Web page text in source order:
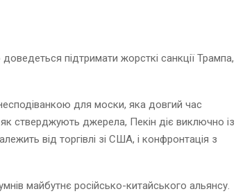
підтримати жорсткі санкції Трампа,
для моски, яка довгий час
стверджують джерела, Пекін діє виключно із
від торгівлі зі США, і конфронтація з
майбутнє російсько-китайського альянсу.